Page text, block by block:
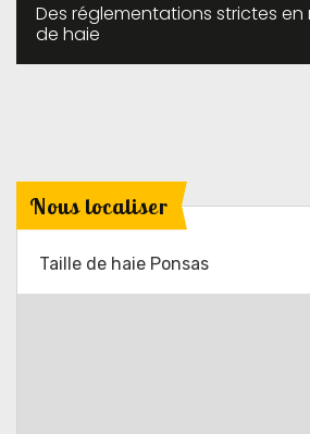
Des réglementations strictes
de haie
Nous localiser
Taille de haie Ponsas